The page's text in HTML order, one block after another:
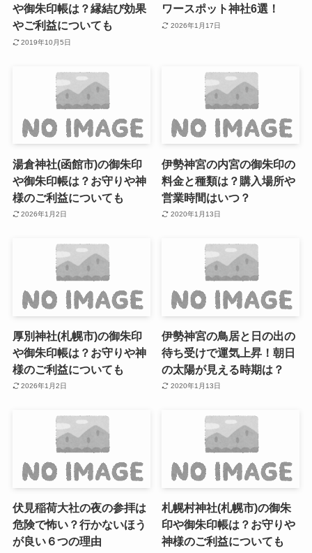
や御朱印帳は？縁結び効果
やご利益についても
2019年10月5日
ワースポット神社6選！
2026年1月17日
湯倉神社(函館市)の御朱印
や御朱印帳は？お守りや神
様のご利益についても
2026年1月2日
伊勢神宮の内宮の御朱印の
料金と種類は？購入場所や
営業時間はいつ？
2020年1月13日
厚別神社(札幌市)の御朱印
や御朱印帳は？お守りや神
様のご利益についても
2026年1月2日
伊勢神宮の鳥居と日の出の
待ち受けで運気上昇！朝日
の太陽が見える時期は？
2020年1月13日
伏見稲荷大社の夜の参拝は
危険で怖い？行かないほう
が良い６つの理由
札幌村神社(札幌市)の御朱
印や御朱印帳は？お守りや
神様のご利益についても